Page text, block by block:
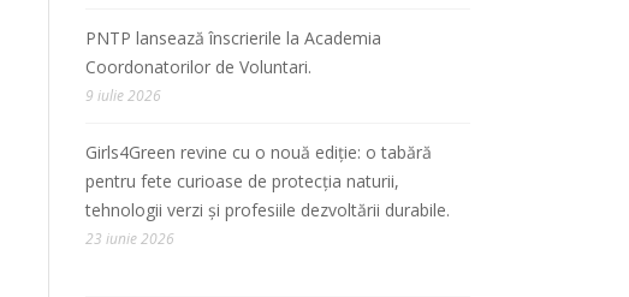
PNTP lansează înscrierile la Academia
Coordonatorilor de Voluntari.
9 iulie 2026
Girls4Green revine cu o nouă ediție: o tabără
pentru fete curioase de protecția naturii,
tehnologii verzi și profesiile dezvoltării durabile.
23 iunie 2026